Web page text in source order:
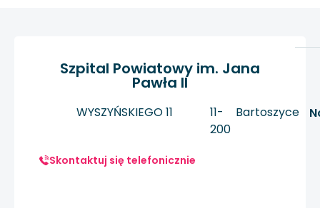
Szpital Powiatowy im. Jana
Pawła II
WYSZYŃSKIEGO 11
11-
200
Bartoszyce
Skontaktuj się telefonicznie